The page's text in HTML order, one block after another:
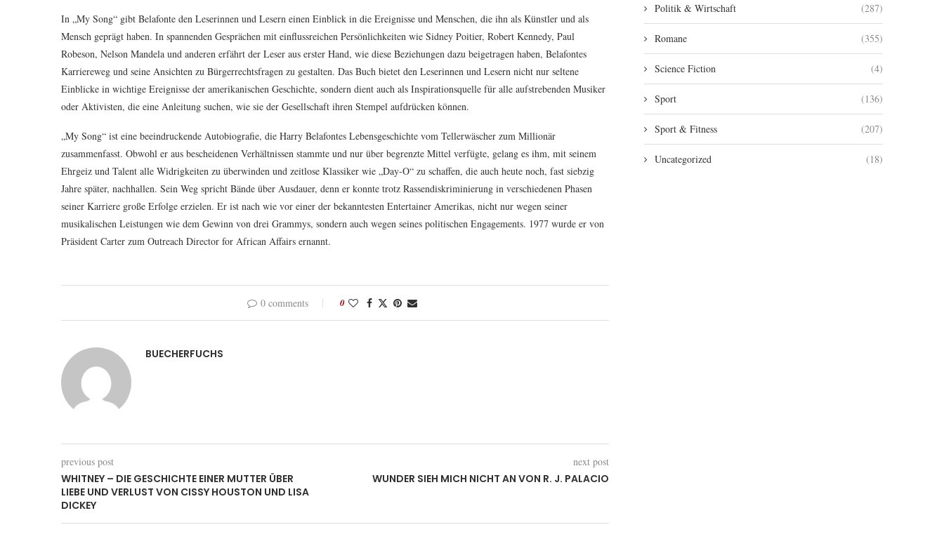
In „My Song“ gibt Belafonte den Leserinnen und Lesern einen Einblick in die Ereignisse und Menschen, die ihn als Künstler und als
Mensch geprägt haben. In spannenden Gesprächen mit einflussreichen Persönlichkeiten wie Sidney Poitier, Robert Kennedy, Paul
Robeson, Nelson Mandela und anderen erfährt der Leser aus erster Hand, wie diese Beziehungen dazu beigetragen haben, Belafontes
Karriereweg und seine Ansichten zu Bürgerrechtsfragen zu gestalten. Das Buch bietet den Leserinnen und Lesern nicht nur seltene
Einblicke in wichtige Ereignisse der amerikanischen Geschichte, sondern dient auch als Inspirationsquelle für alle aufstrebenden Musiker
oder Aktivisten, die eine Anleitung suchen, wie sie der Gesellschaft ihren Stempel aufdrücken können.
„My Song“ ist eine beeindruckende Autobiografie, die Harry Belafontes Lebensgeschichte vom Tellerwäscher zum Millionär
zusammenfasst. Obwohl er aus bescheidenen Verhältnissen stammte und nur über begrenzte Mittel verfügte, gelang es ihm, mit seinem
Ehrgeiz und Talent alle Widrigkeiten zu überwinden und zeitlose Klassiker wie „Day-O“ zu schaffen, die auch heute noch, fast siebzig
Jahre später, nachhallen. Sein Weg spricht Bände über Ausdauer, denn er konnte trotz Rassendiskriminierung in verschiedenen Phasen
seiner Karriere große Erfolge erzielen. Er ist nach wie vor einer der bekanntesten Entertainer Amerikas, nicht nur wegen seiner
musikalischen Leistungen wie dem Gewinn von drei Grammys, sondern auch wegen seines politischen Engagements. 1977 wurde er von
Präsident Carter zum Outreach Director for African Affairs ernannt.
0 comments 0
BUECHERFUCHS
previous post
WHITNEY – DIE GESCHICHTE EINER MUTTER ÜBER
LIEBE UND VERLUST VON CISSY HOUSTON UND LISA
DICKEY
next post
WUNDER SIEH MICH NICHT AN VON R. J. PALACIO
Politik & Wirtschaft (287)
Romane (355)
Science Fiction (4)
Sport (136)
Sport & Fitness (207)
Uncategorized (18)